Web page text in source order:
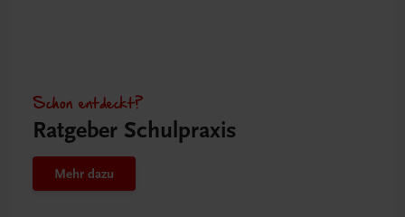
Schon entdeckt?
Ratgeber Schulpraxis
Mehr dazu